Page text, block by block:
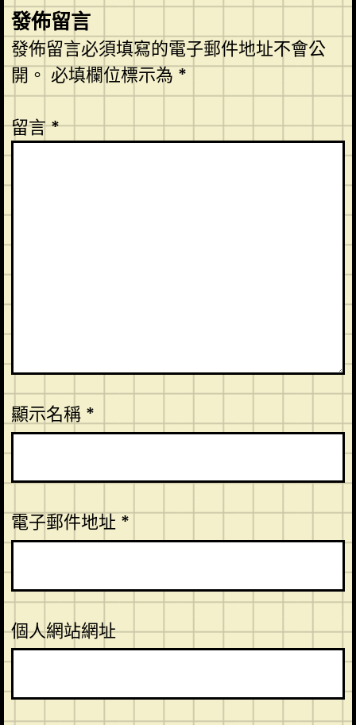
發佈留言
發佈留言必須填寫的電子郵件地址不會公
開。必填欄位標示為*
留言*
顯示名稱 *
電子郵件地址 *
個人網站網址